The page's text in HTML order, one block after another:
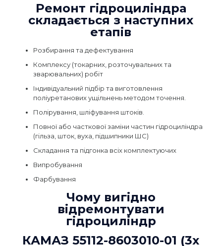
Ремонт гідроциліндра
складається з наступних
етапів
Розбирання та дефектування
Комплексу (токарних, розточувальних та
зварювальних) робіт
Індивідуальний підбір та виготовлення
поліуретанових ущільнень методом точення.
Полірування, шліфування штоків.
Повної або часткової заміни частин гідроциліндра
(гільза, шток, вуха, підшипники ШС)
Складання та підгонка всіх комплектуючих
Випробування
Фарбування
Чому вигідно
відремонтувати
гідроциліндр
КАМАЗ 55112-8603010-01 (3х